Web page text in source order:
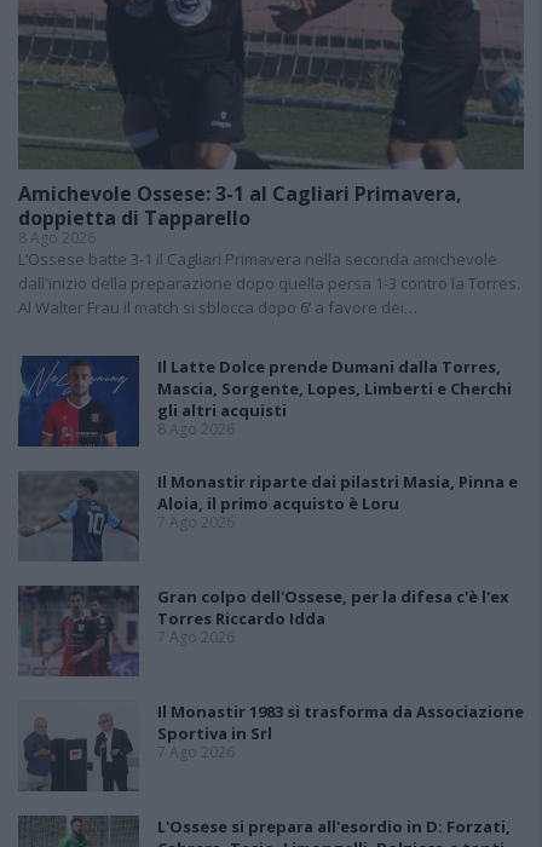
Amichevole Ossese: 3-1 al Cagliari Primavera,
doppietta di Tapparello
8 Ago 2026
L’Ossese batte 3-1 il Cagliari Primavera nella seconda amichevole
dall'inizio della preparazione dopo quella persa 1-3 contro la Torres.
Al Walter Frau il match si sblocca dopo 6’ a favore dei…
Il Latte Dolce prende Dumani dalla Torres,
Mascia, Sorgente, Lopes, Limberti e Cherchi
gli altri acquisti
8 Ago 2026
Il Monastir riparte dai pilastri Masia, Pinna e
Aloia, il primo acquisto è Loru
7 Ago 2026
Gran colpo dell'Ossese, per la difesa c'è l'ex
Torres Riccardo Idda
7 Ago 2026
Il Monastir 1983 si trasforma da Associazione
Sportiva in Srl
7 Ago 2026
L'Ossese si prepara all'esordio in D: Forzati,